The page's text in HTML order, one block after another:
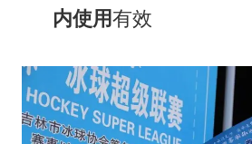
内使用有效